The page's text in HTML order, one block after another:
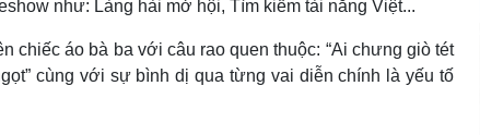
như: Làng hài mở hội, Tìm kiếm tài năng Việt...
chiếc áo bà ba với câu rao quen thuộc: “Ai chưng giò tét
cùng với sự bình dị qua từng vai diễn chính là yếu tố